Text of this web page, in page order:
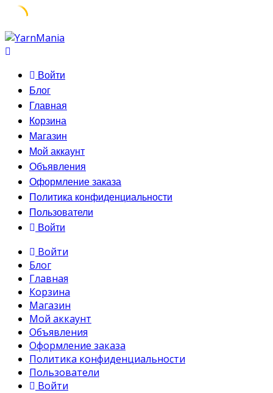
Skip
to
Войти
Блог
Главная
Корзина
Магазин
Мой аккаунт
Объявления
Оформление заказа
Политика конфиденциальности
Пользователи
Войти
Войти
Блог
Главная
Корзина
Магазин
Мой аккаунт
Объявления
Оформление заказа
Политика конфиденциальности
Пользователи
Войти